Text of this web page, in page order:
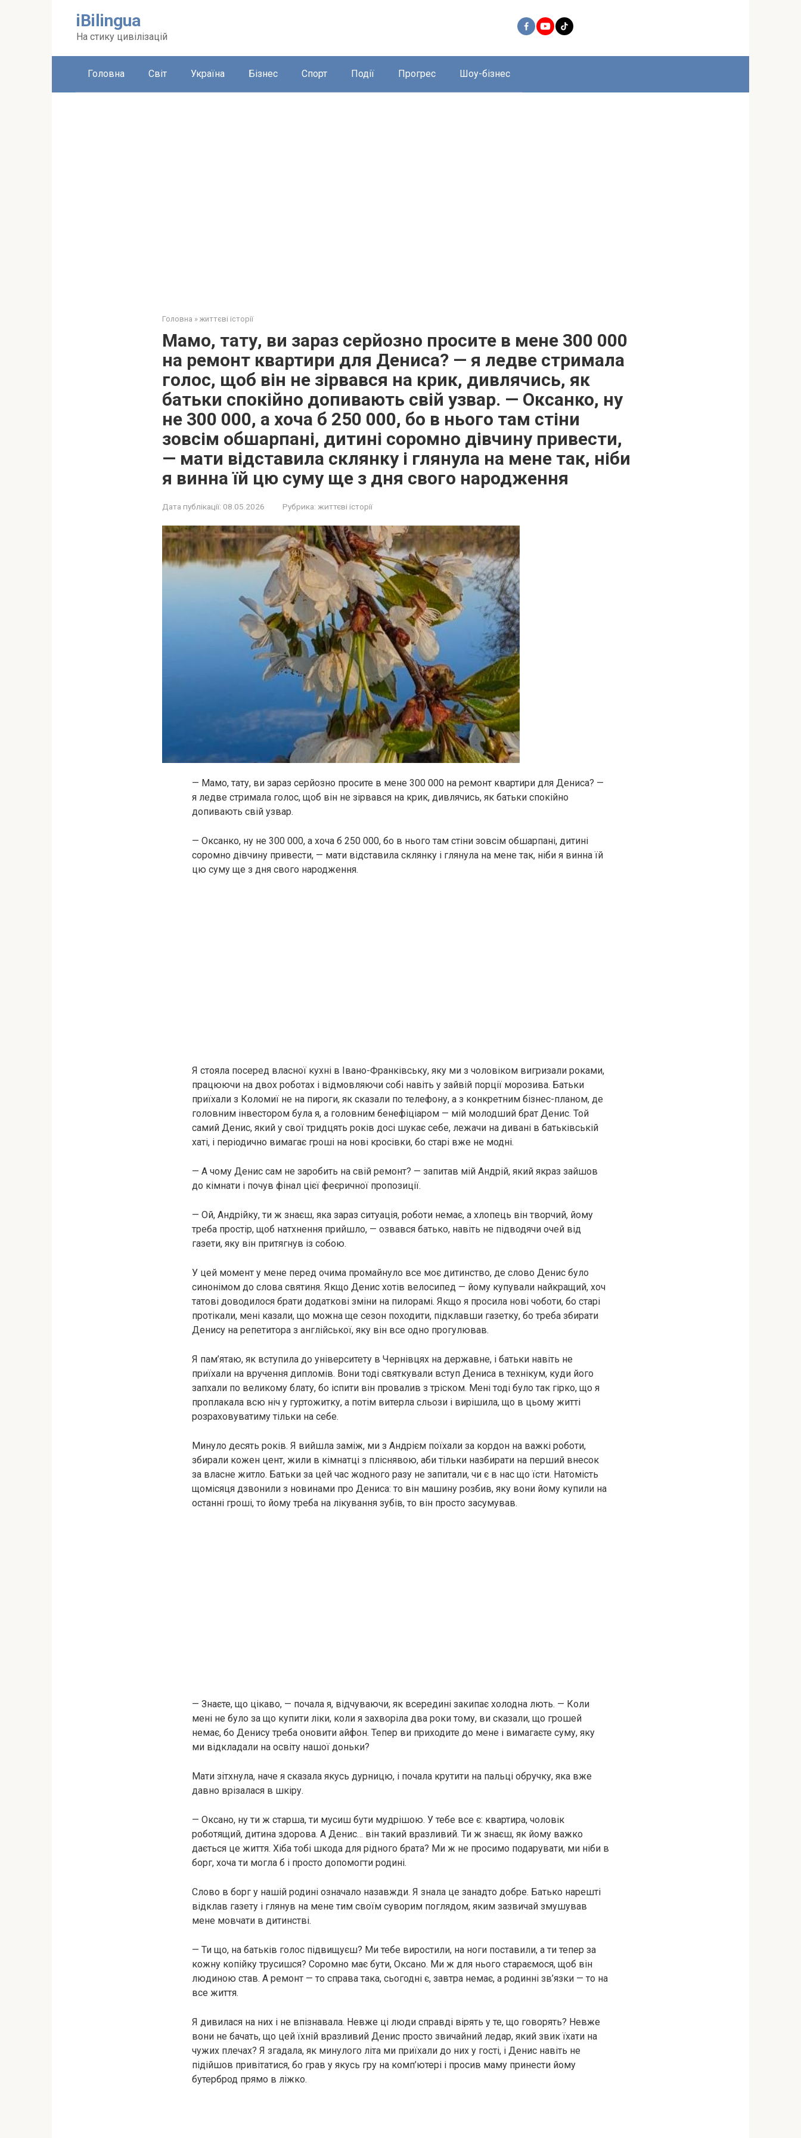
iBilingua
На стику цивілізацій
Головна Світ Україна Бізнес Спорт Події Прогрес Шоу-бізнес
Головна » життєві історії
Мамо, тату, ви зараз серйозно просите в мене 300 000
на ремонт квартири для Дениса? — я ледве стримала
голос, щоб він не зірвався на крик, дивлячись, як
батьки спокійно допивають свій узвар. — Оксанко, ну
не 300 000, а хоча б 250 000, бо в нього там стіни
зовсім обшарпані, дитині соромно дівчину привести,
— мати відставила склянку і глянула на мене так, ніби
я винна їй цю суму ще з дня свого народження
Дата публікації: 08.05.2026 Рубрика: життєві історії
— Мамо, тату, ви зараз серйозно просите в мене 300 000 на ремонт квартири для Дениса? —
я ледве стримала голос, щоб він не зірвався на крик, дивлячись, як батьки спокійно
допивають свій узвар.
— Оксанко, ну не 300 000, а хоча б 250 000, бо в нього там стіни зовсім обшарпані, дитині
соромно дівчину привести, — мати відставила склянку і глянула на мене так, ніби я винна їй
цю суму ще з дня свого народження.
Я стояла посеред власної кухні в Івано-Франківську, яку ми з чоловіком вигризали роками,
працюючи на двох роботах і відмовляючи собі навіть у зайвій порції морозива. Батьки
приїхали з Коломиї не на пироги, як сказали по телефону, а з конкретним бізнес-планом, де
головним інвестором була я, а головним бенефіціаром — мій молодший брат Денис. Той
самий Денис, який у свої тридцять років досі шукає себе, лежачи на дивані в батьківській
хаті, і періодично вимагає гроші на нові кросівки, бо старі вже не модні.
— А чому Денис сам не заробить на свій ремонт? — запитав мій Андрій, який якраз зайшов
до кімнати і почув фінал цієї феєричної пропозиції.
— Ой, Андрійку, ти ж знаєш, яка зараз ситуація, роботи немає, а хлопець він творчий, йому
треба простір, щоб натхнення прийшло, — озвався батько, навіть не підводячи очей від
газети, яку він притягнув із собою.
У цей момент у мене перед очима промайнуло все моє дитинство, де слово Денис було
синонімом до слова святиня. Якщо Денис хотів велосипед — йому купували найкращий, хоч
татові доводилося брати додаткові зміни на пилорамі. Якщо я просила нові чоботи, бо старі
протікали, мені казали, що можна ще сезон походити, підклавши газетку, бо треба збирати
Денису на репетитора з англійської, яку він все одно прогулював.
Я пам’ятаю, як вступила до університету в Чернівцях на державне, і батьки навіть не
приїхали на вручення дипломів. Вони тоді святкували вступ Дениса в технікум, куди його
запхали по великому блату, бо іспити він провалив з тріском. Мені тоді було так гірко, що я
проплакала всю ніч у гуртожитку, а потім витерла сльози і вирішила, що в цьому житті
розраховуватиму тільки на себе.
Минуло десять років. Я вийшла заміж, ми з Андрієм поїхали за кордон на важкі роботи,
збирали кожен цент, жили в кімнатці з пліснявою, аби тільки назбирати на перший внесок
за власне житло. Батьки за цей час жодного разу не запитали, чи є в нас що їсти. Натомість
щомісяця дзвонили з новинами про Дениса: то він машину розбив, яку вони йому купили на
останні гроші, то йому треба на лікування зубів, то він просто засумував.
— Знаєте, що цікаво, — почала я, відчуваючи, як всередині закипає холодна лють. — Коли
мені не було за що купити ліки, коли я захворіла два роки тому, ви сказали, що грошей
немає, бо Денису треба оновити айфон. Тепер ви приходите до мене і вимагаєте суму, яку
ми відкладали на освіту нашої доньки?
Мати зітхнула, наче я сказала якусь дурницю, і почала крутити на пальці обручку, яка вже
давно врізалася в шкіру.
— Оксано, ну ти ж старша, ти мусиш бути мудрішою. У тебе все є: квартира, чоловік
роботящий, дитина здорова. А Денис… він такий вразливий. Ти ж знаєш, як йому важко
дається це життя. Хіба тобі шкода для рідного брата? Ми ж не просимо подарувати, ми ніби в
борг, хоча ти могла б і просто допомогти родині.
Слово в борг у нашій родині означало назавжди. Я знала це занадто добре. Батько нарешті
відклав газету і глянув на мене тим своїм суворим поглядом, яким зазвичай змушував
мене мовчати в дитинстві.
— Ти що, на батьків голос підвищуєш? Ми тебе виростили, на ноги поставили, а ти тепер за
кожну копійку трусишся? Соромно має бути, Оксано. Ми ж для нього стараємося, щоб він
людиною став. А ремонт — то справа така, сьогодні є, завтра немає, а родинні зв’язки — то на
все життя.
Я дивилася на них і не впізнавала. Невже ці люди справді вірять у те, що говорять? Невже
вони не бачать, що цей їхній вразливий Денис просто звичайний ледар, який звик їхати на
чужих плечах? Я згадала, як минулого літа ми приїхали до них у гості, і Денис навіть не
підійшов привітатися, бо грав у якусь гру на комп’ютері і просив маму принести йому
бутерброд прямо в ліжко.